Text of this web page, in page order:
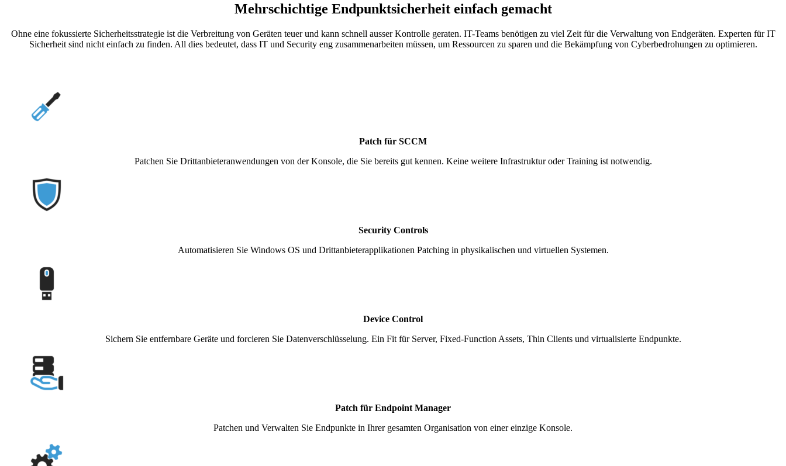
Mehrschichtige Endpunktsicherheit einfach gemacht
Ohne eine fokussierte Sicherheitsstrategie ist die Verbreitung von Geräten teuer und kann schnell ausser Kontrolle geraten. IT-Teams benötigen zu viel Zeit für die Verwaltung von Endgeräten. Experten für IT
Sicherheit sind nicht einfach zu finden. All dies bedeutet, dass IT und Security eng zusammenarbeiten müssen, um Ressourcen zu sparen und die Bekämpfung von Cyberbedrohungen zu optimieren.
Patch für SCCM
Patchen Sie Drittanbieteranwendungen von der Konsole, die Sie bereits gut kennen. Keine weitere Infrastruktur oder Training ist notwendig.
Security Controls
Automatisieren Sie Windows OS und Drittanbieterapplikationen Patching in physikalischen und virtuellen Systemen.
Device Control
Sichern Sie entfernbare Geräte und forcieren Sie Datenverschlüsselung. Ein Fit für Server, Fixed-Function Assets, Thin Clients und virtualisierte Endpunkte.
Patch für Endpoint Manager
Patchen und Verwalten Sie Endpunkte in Ihrer gesamten Organisation von einer einzige Konsole.